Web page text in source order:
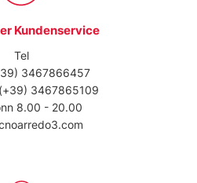
Kundenservice
Tel
3467866457
(+39) 3467865109
8.00 - 20.00